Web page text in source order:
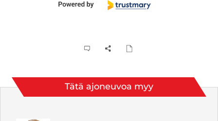
Tätä ajoneuvoa myy